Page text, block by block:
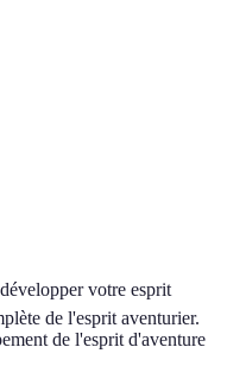
votre esprit
de l'esprit aventurier.
de l'esprit d'aventure